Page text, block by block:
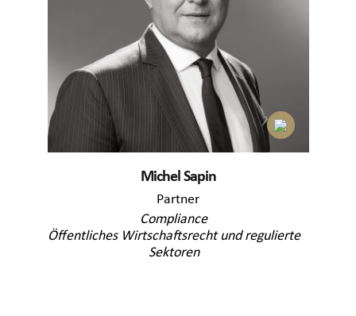
Michel Sapin
Partner
Compliance
Öffentliches Wirtschaftsrecht und regulierte
Sektoren